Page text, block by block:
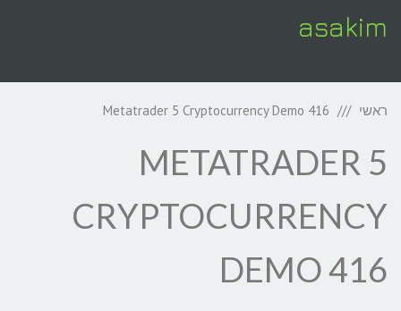
asakim
ראשי Metatrader 5 Cryptocurrency Demo 416
METATRADER 5
CRYPTOCURRENCY
DEMO 416